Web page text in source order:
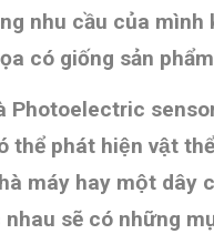
nhu cầu của
có giống sản
Photoelectric
thể phát hiện vật
máy hay một dây
sẽ có những